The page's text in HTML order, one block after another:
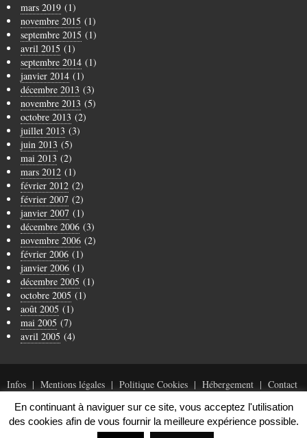
mars 2019 (1)
novembre 2015 (1)
septembre 2015 (1)
avril 2015 (1)
septembre 2014 (1)
janvier 2014 (1)
décembre 2013 (3)
novembre 2013 (5)
octobre 2013 (2)
juillet 2013 (3)
juin 2013 (5)
mai 2013 (2)
mars 2012 (1)
février 2012 (2)
février 2007 (2)
janvier 2007 (1)
décembre 2006 (3)
novembre 2006 (2)
février 2006 (1)
janvier 2006 (1)
décembre 2005 (1)
octobre 2005 (1)
août 2005 (1)
mai 2005 (7)
avril 2005 (4)
Infos Mentions légales Politique Cookies Hébergement Contact
© Copyright 1996-2019 Arnaud Tanchoux
En continuant à naviguer sur ce site, vous acceptez l'utilisation
des cookies afin de vous fournir la meilleure expérience possible.